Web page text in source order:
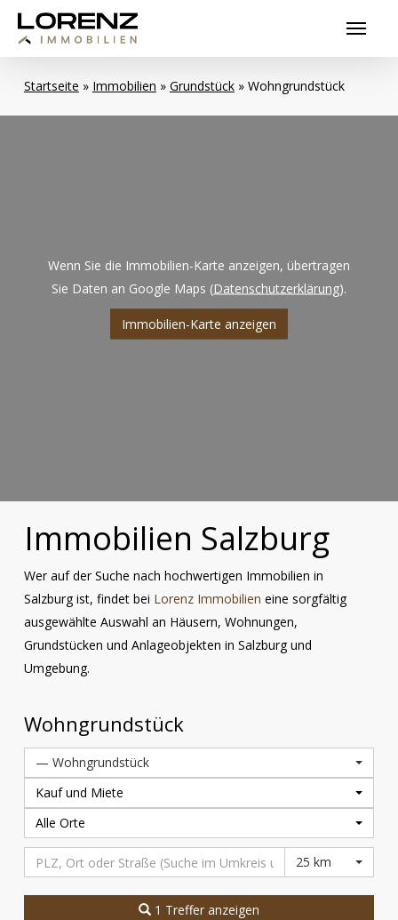
Skip
main
content
Menu
Startseite » Immobilien » Grundstück» Wohngrundstück
Wenn Sie die Immobilien-Karte anzeigen, übertragen
Sie Daten an Google Maps (Datenschutzerklärung).
Immobilien-Karte anzeigen
Immobilien Salzburg
Wer auf der Suche nach hochwertigen Immobilien in
Salzburg ist, findet bei Lorenz Immobilien eine sorgfältig
ausgewählte Auswahl an Häusern, Wohnungen,
Grundstücken und Anlageobjekten in Salzburg und
Umgebung.
Wohngrundstück
— Wohngrundstück
Kauf und Miete
Alle Orte
25 km
1 Treffer anzeigen